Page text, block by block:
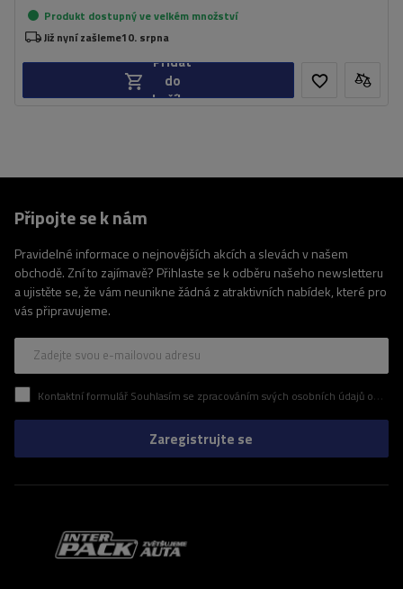
Produkt dostupný ve velkém množství
Již nyní zašleme10. srpna
Přidat
do
košíku
Připojte se k nám
Pravidelné informace o nejnovějších akcích a slevách v našem
obchodě. Zní to zajímavě? Přihlaste se k odběru našeho newsletteru
a ujistěte se, že vám neunikne žádná z atraktivních nabídek, které pro
vás připravujeme.
Zadejte svou e-mailovou adresu
Kontaktní formulář Souhlasím se zpracováním svých osobních údajů obsažených v kontaktním formuláři v souladu s nařízením Evropského parlamentu a Rady (EU)
Zaregistrujte se